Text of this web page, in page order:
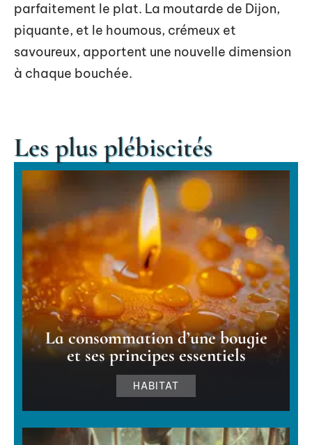
parfaitement le plat. La moutarde de Dijon,
piquante, et le houmous, crémeux et
savoureux, apportent une nouvelle dimension
à chaque bouchée.
Les plus plébiscités
La consommation d’une bougie
et ses principes essentiels
HABITAT